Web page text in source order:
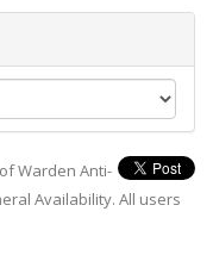
Warden Anti-
Availability. All users